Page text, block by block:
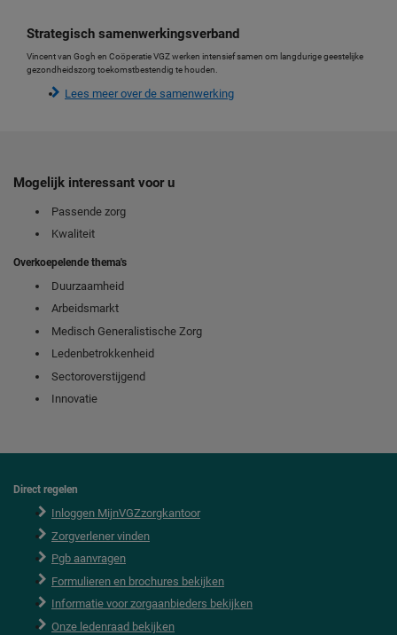
Strategisch samenwerkingsverband
Vincent van Gogh en Coöperatie VGZ werken intensief samen om langdurige geestelijke
gezondheidszorg toekomstbestendig te houden.
Lees meer over de samenwerking
Mogelijk interessant voor u
Passende zorg
Kwaliteit
Overkoepelende thema's
Duurzaamheid
Arbeidsmarkt
Medisch Generalistische Zorg
Ledenbetrokkenheid
Sectoroverstijgend
Innovatie
Direct regelen
Inloggen MijnVGZzorgkantoor
Zorgverlener vinden
Pgb aanvragen
Formulieren en brochures bekijken
Informatie voor zorgaanbieders bekijken
Onze ledenraad bekijken